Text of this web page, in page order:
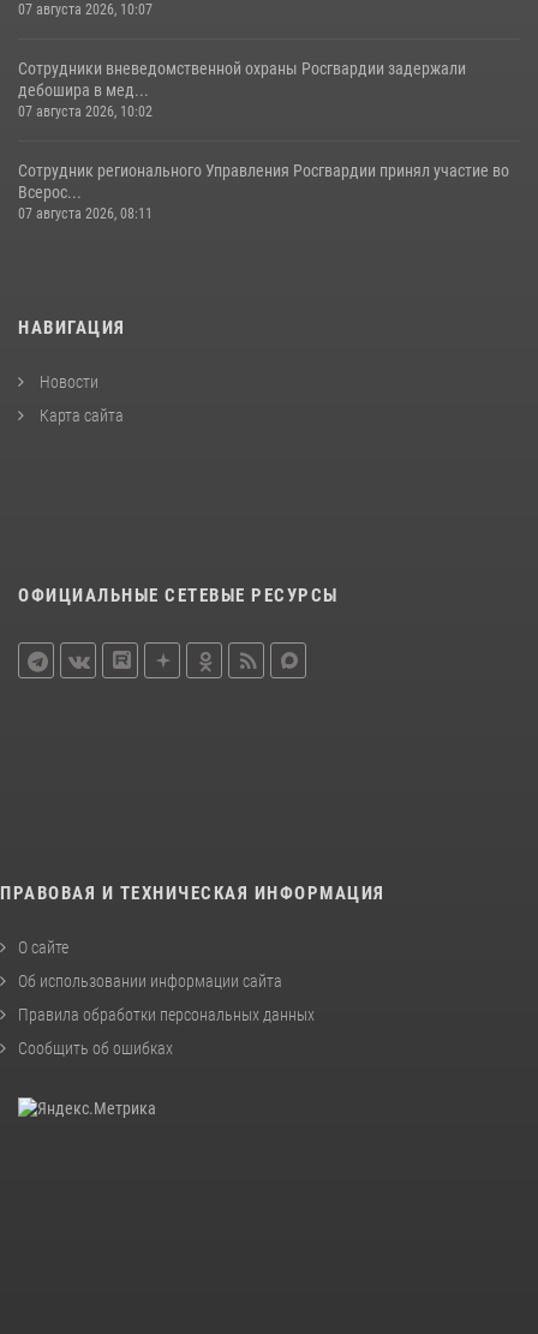
07 августа 2026, 10:07
Сотрудники вневедомственной охраны Росгвардии задержали
дебошира в мед...
07 августа 2026, 10:02
Сотрудник регионального Управления Росгвардии принял участие во
Всерос...
07 августа 2026, 08:11
НАВИГАЦИЯ
Новости
Карта сайта
ОФИЦИАЛЬНЫЕ СЕТЕВЫЕ РЕСУРСЫ
ПРАВОВАЯ И ТЕХНИЧЕСКАЯ ИНФОРМАЦИЯ
О сайте
Об использовании информации сайта
Правила обработки персональных данных
Сообщить об ошибках